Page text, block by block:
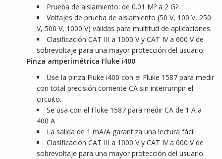
Prueba de aislamiento: de 0.01 M? a 2 G?.
Voltajes de prueba de aislamiento (50 V, 100 V, 250
V, 500 V, 1000 V) válidas para multitud de aplicaciones.
Clasificación CAT III a 1000 V y CAT IV a 600 V de
sobrevoltaje para una mayor protección del usuario.
Pinza amperimétrica Fluke i400
Use la pinza Fluke i400 con el Fluke 1587 para medir
con total precisión corriente CA sin interrumpir el
circuito.
Se usa con el Fluke 1587 para medir CA de 1 A a
400 A
La salida de 1 mA/A garantiza una lectura fácil
Clasificación CAT III a 1000 V y CAT IV a 600 V de
sobrevoltaje para una mayor protección del usuario.